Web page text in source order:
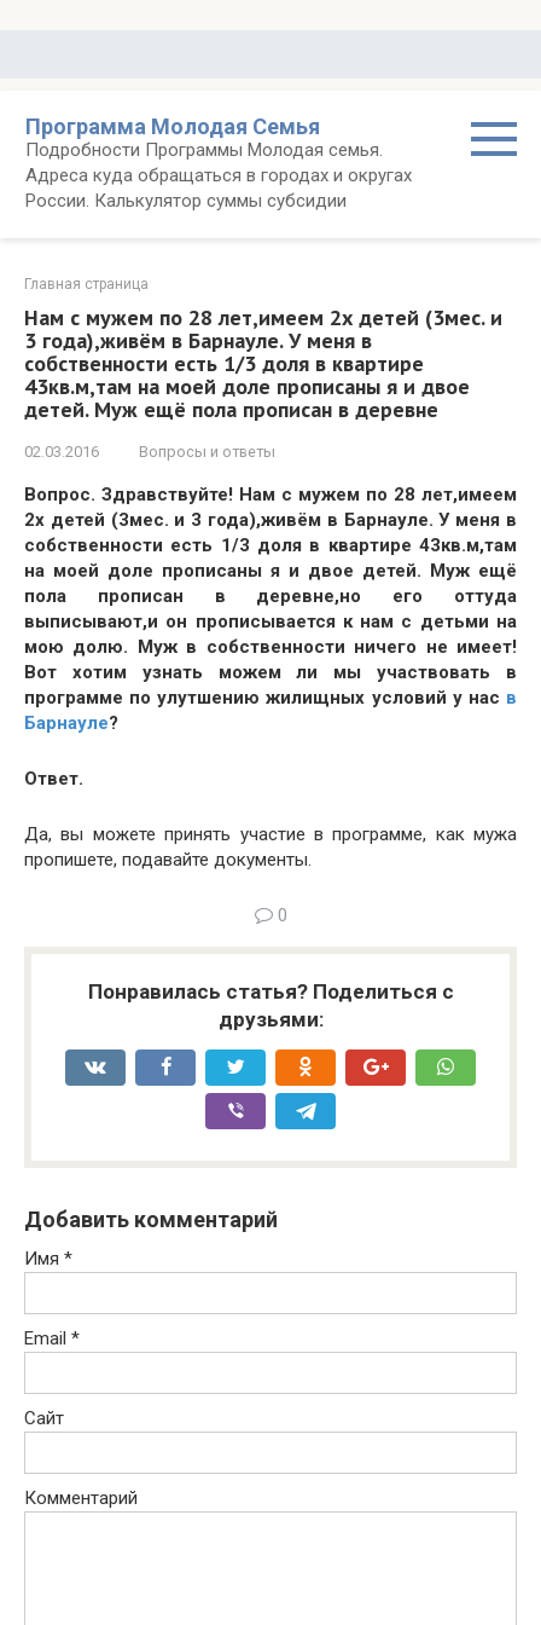
Программа Молодая Семья
Подробности Программы Молодая семья.
Адреса куда обращаться в городах и округах
России. Калькулятор суммы субсидии
Главная страница
Нам с мужем по 28 лет,имеем 2х детей (3мес. и
3 года),живём в Барнауле. У меня в
собственности есть 1/3 доля в квартире
43кв.м,там на моей доле прописаны я и двое
детей. Муж ещё пола прописан в деревне
02.03.2016 Вопросы и ответы
Вопрос. Здравствуйте! Нам с мужем по 28 лет,имеем
2х детей (3мес. и 3 года),живём в Барнауле. У меня в
собственности есть 1/3 доля в квартире 43кв.м,там
на моей доле прописаны я и двое детей. Муж ещё
пола прописан в деревне,но его оттуда
выписывают,и он прописывается к нам с детьми на
мою долю. Муж в собственности ничего не имеет!
Вот хотим узнать можем ли мы участвовать в
программе по улутшению жилищных условий у нас в
Барнауле?
Ответ.
Да, вы можете принять участие в программе, как мужа
пропишете, подавайте документы.
0
Понравилась статья? Поделиться с
друзьями:
Добавить комментарий
Имя *
Email *
Сайт
Комментарий